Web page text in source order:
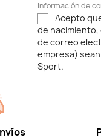
información de
Acepto
de
de correo
empresa)
Sport.